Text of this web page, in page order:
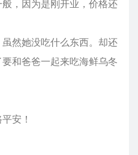
，因为是刚开业，价格还
然她没吃什么东西。却还
和爸爸一起来吃海鲜乌冬
安！